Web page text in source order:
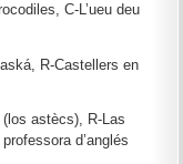
C-L’ueu deu
R-Castellers en
astècs), R-Las
d’anglés